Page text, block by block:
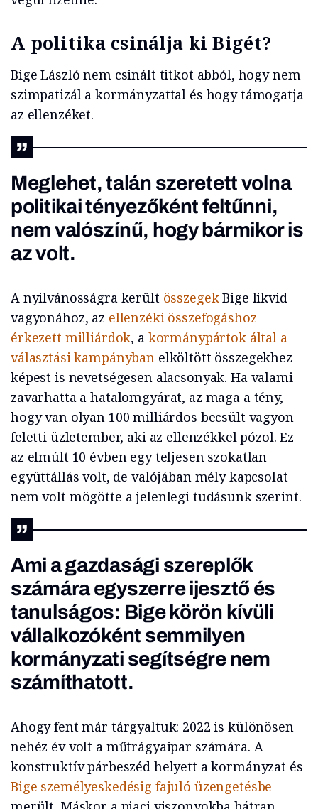
A politika csinálja ki Bigét?
Bige László nem csinált titkot abból, hogy nem
szimpatizál a kormányzattal és hogy támogatja
az ellenzéket.
Meglehet, talán szeretett volna
politikai tényezőként feltűnni,
nem valószínű, hogy bármikor is
az volt.
A nyilvánosságra került összegekBige likvid
vagyonához, az ellenzéki összefogáshoz
érkezett milliárdok, a kormánypártok által a
választási kampánybanelköltött összegekhez
képest is nevetségesen alacsonyak. Ha valami
zavarhatta a hatalomgyárat, az maga a tény,
hogy van olyan 100 milliárdos becsült vagyon
feletti üzletember, aki az ellenzékkel pózol. Ez
az elmúlt 10 évben egy teljesen szokatlan
együttállás volt, de valójában mély kapcsolat
nem volt mögötte a jelenlegi tudásunk szerint.
Ami a gazdasági szereplők
számára egyszerre ijesztő és
tanulságos: Bige körön kívüli
vállalkozóként semmilyen
kormányzati segítségre nem
számíthatott.
Ahogy fent már tárgyaltuk: 2022 is különösen
nehéz év volt a műtrágyaipar számára. A
konstruktív párbeszéd helyett a kormányzat és
Bige személyeskedésig fajuló üzengetésbe